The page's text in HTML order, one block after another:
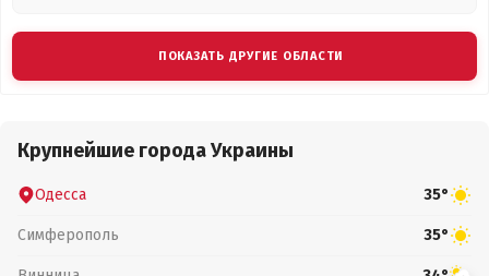
ПОКАЗАТЬ ДРУГИЕ ОБЛАСТИ
Крупнейшие города Украины
Одесса 35°
Симферополь 35°